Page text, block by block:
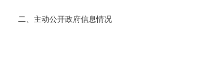
二、主动公开政府信息情况